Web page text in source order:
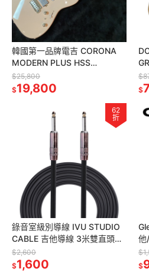
韓國第一品牌電吉 CORONA
MODERN PLUS HSS
MPHSS24 SHP ST 烤楓木指
板 貝殼粉紅色
$25,800
$19,800
$
62
折
錄音室級別導線 IVU STUDIO
CABLE 吉他導線 3米雙直頭
（3M-S/S)
$2,600
$1,600
他
他
$